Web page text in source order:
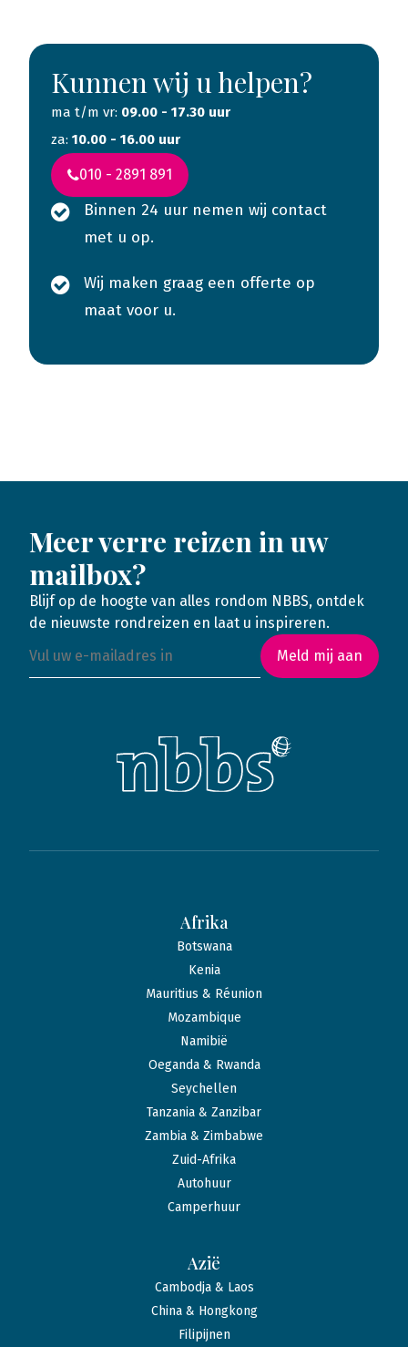
Kunnen wij u helpen?
ma t/m vr: 09.00 - 17.30 uur
za: 10.00 - 16.00 uur
010 - 2891 891
Binnen 24 uur nemen wij contact
met u op.
Wij maken graag een offerte op
maat voor u.
Meer verre reizen in uw
mailbox?
Blijf op de hoogte van alles rondom NBBS, ontdek
de nieuwste rondreizen en laat u inspireren.
Meld mij aan
Afrika
Botswana
Kenia
Mauritius & Réunion
Mozambique
Namibië
Oeganda & Rwanda
Seychellen
Tanzania & Zanzibar
Zambia & Zimbabwe
Zuid-Afrika
Autohuur
Camperhuur
Azië
Cambodja & Laos
China & Hongkong
Filipijnen